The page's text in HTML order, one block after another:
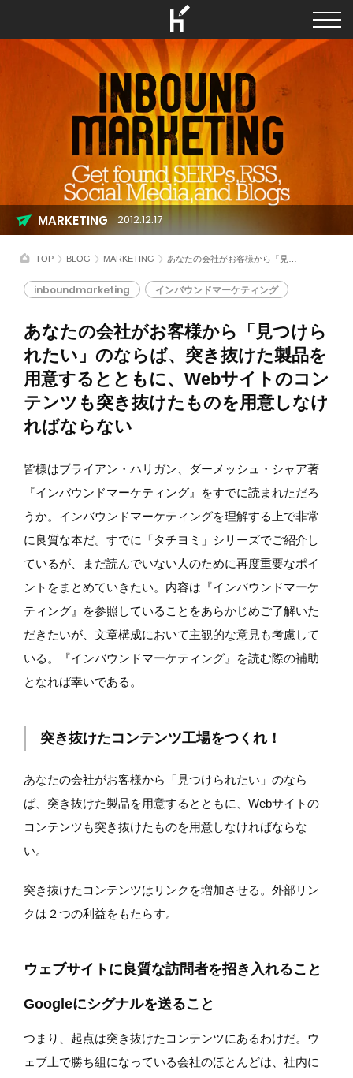
TOP BLOG MARKETING あなたの会社がお客様から「見つけられたい」のならば、突き抜けた製品を用意するとともに、Webサイトのコンテンツも突き抜けたものを用意しなければならない
あなたの会社がお客様から「見つけら
れたい」のならば、突き抜けた製品を
用意するとともに、Webサイトのコン
テンツも突き抜けたものを用意しなけ
ればならない
inboundmarketing インバウンドマーケティング
MARKETING 2012.12.17
皆様はブライアン・ハリガン、ダーメッシュ・シャア著
『インバウンドマーケティング』をすでに読まれただろ
うか。インバウンドマーケティングを理解する上で非常
に良質な本だ。すでに「タチヨミ」シリーズでご紹介し
ているが、まだ読んでいない人のために再度重要なポイ
ントをまとめていきたい。内容は『インバウンドマーケ
ティング』を参照していることをあらかじめご了解いた
だきたいが、文章構成において主観的な意見も考慮して
いる。『インバウンドマーケティング』を読む際の補助
となれば幸いである。
突き抜けたコンテンツ工場をつくれ！
あなたの会社がお客様から「見つけられたい」のなら
ば、突き抜けた製品を用意するとともに、Webサイトの
コンテンツも突き抜けたものを用意しなければならな
い。
突き抜けたコンテンツはリンクを増加させる。外部リン
クは２つの利益をもたらす。
ウェブサイトに良質な訪問者を招き入れること
Googleにシグナルを送ること
つまり、起点は突き抜けたコンテンツにあるわけだ。ウ
ェブ上で勝ち組になっている会社のほとんどは、社内に